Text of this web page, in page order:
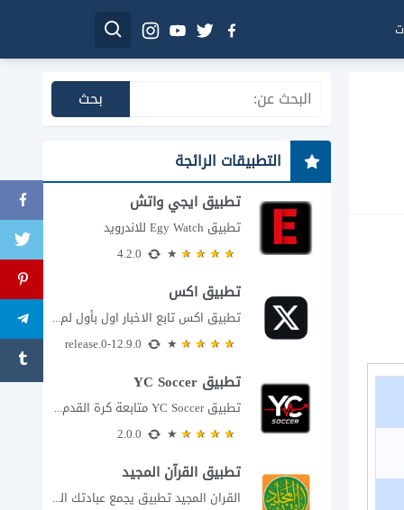
التطبيقات الرائجة
تطبيق ايجي واتش
تطبيق Egy Watch للاندرويد
تطبيق اكس
تطبيق اكس تابع الاخبار اول بأول لم يعد تطبيق X، المعروف سابقا باسم تويتر،...
تطبيق YC Soccer
تطبيق YC Soccer متابعة كرة القدم لحظة بلحظة مع اقتراب مباراة مصر والأرجنتين في...
تطبيق القرآن المجيد
القران المجيد تطبيق يجمع عبادتك اليومية في مكان واحد إذا كنت تبحث عن تطبيق...